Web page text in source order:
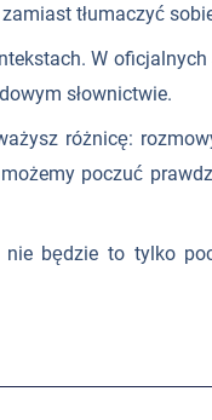
tłumaczyć
W
słownictwie.
różnicę:
poczuć
nie będzie to tylko